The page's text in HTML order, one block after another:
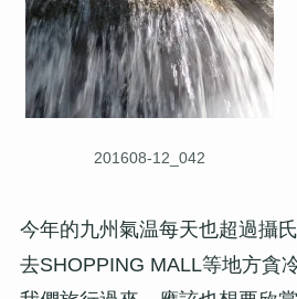
201608-12_042
今年的九州氣温每天也超過攝
去SHOPPING MALL等地方貪冷